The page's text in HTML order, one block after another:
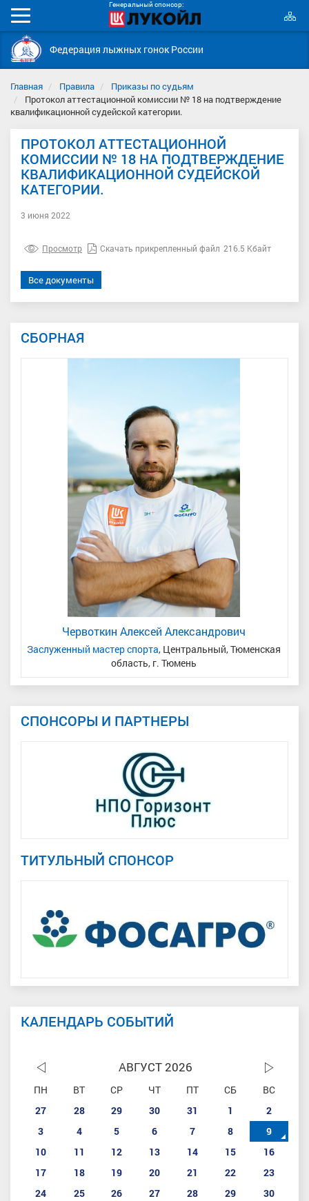
Генеральный спонсор:
Мобильное
меню
Федерация лыжных гонок России
Главная Правила
Приказы по судьям
Протокол аттестационной комиссии № 18 на подтверждение
квалификационной судейской категории.
ПРОТОКОЛ АТТЕСТАЦИОННОЙ
КОМИССИИ № 18 НА ПОДТВЕРЖДЕНИЕ
КВАЛИФИКАЦИОННОЙ СУДЕЙСКОЙ
КАТЕГОРИИ.
3 июня 2022
Просмотр Скачать прикрепленный файл 216.5 Кбайт
Все документы
СБОРНАЯ
Червоткин Алексей Александрович
Заслуженный мастер спорта, Центральный, Тюменская
область, г. Тюмень
СПОНСОРЫ И ПАРТНЕРЫ
ТИТУЛЬНЫЙ СПОНСОР
КАЛЕНДАРЬ СОБЫТИЙ
АВГУСТ 2026
ПН ВТ СР ЧТ ПТ СБ
ВС
27
28 29 30 31 1
2
3
4 5 6 7 8
9
10
11 12 13 14 15
16
17
18 19 20 21 22
23
24
25 26 27 28 29
30